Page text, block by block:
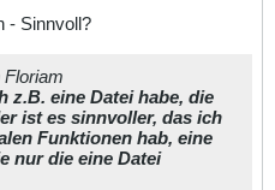
- Sinnvoll?
z.B. eine Datei habe, die
ist es sinnvoller, das ich
Funktionen hab, eine
nur die eine Datei